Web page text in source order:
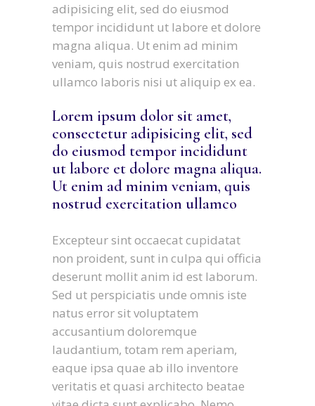
adipisicing elit, sed do eiusmod
tempor incididunt ut labore et dolore
magna aliqua. Ut enim ad minim
veniam, quis nostrud exercitation
ullamco laboris nisi ut aliquip ex ea.
Lorem ipsum dolor sit amet,
consectetur adipisicing elit, sed
do eiusmod tempor incididunt
ut labore et dolore magna aliqua.
Ut enim ad minim veniam, quis
nostrud exercitation ullamco
Excepteur sint occaecat cupidatat
non proident, sunt in culpa qui officia
deserunt mollit anim id est laborum.
Sed ut perspiciatis unde omnis iste
natus error sit voluptatem
accusantium doloremque
laudantium, totam rem aperiam,
eaque ipsa quae ab illo inventore
veritatis et quasi architecto beatae